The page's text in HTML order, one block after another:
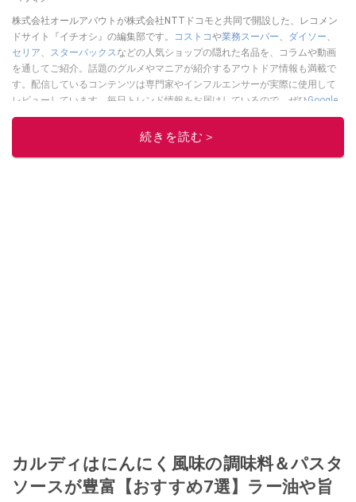
株式会社オールアバウトが株式会社NTTドコモと共同で開設した、レコメン
ドサイト『イチオシ』の編集部です。
コストコや業務スーパー ダイソー
セリア
スターバックス などの人気ショップの隠れた名品を、コラムや動画
を通してご紹介。話題のグルメやマニアが紹介するアウトドア情報も満載で
す。配信しているコンテンツは専門家やインフルエンサーが実際に使用して
レビューしています。毎日トレンド情報をお届けしているので、ぜひGoogle
ニュースでフォローしてください！
このイチオシストの他の記事を読む
続きを読む＞
カルディはにんにく風味の調味料＆パスタ
ソースが豊富【おすすめ7選】ラー油や旨